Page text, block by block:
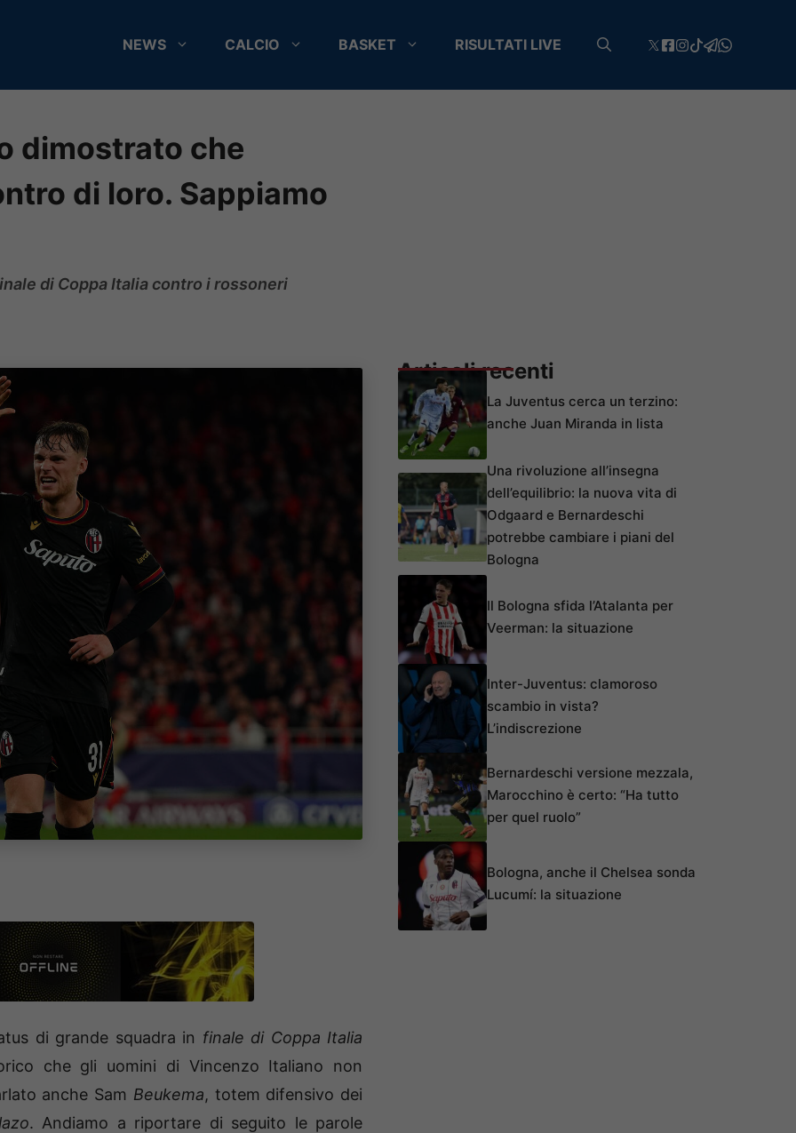
NEWS CALCIO BASKET RISULTATI LIVE
dimostrato che
di loro. Sappiamo
di Coppa Italia contro i rossoneri
di grande squadra in finale di Coppa Italia
che gli uomini di Vincenzo Italiano non
anche Sam Beukema, totem difensivo dei
. Andiamo a riportare di seguito le parole
Articoli recenti
La Juventus cerca un terzino:
anche Juan Miranda in lista
Una rivoluzione all’insegna
dell’equilibrio: la nuova vita di
Odgaard e Bernardeschi
potrebbe cambiare i piani del
Bologna
Il Bologna sfida l’Atalanta per
Veerman: la situazione
Inter-Juventus: clamoroso
scambio in vista?
L’indiscrezione
Bernardeschi versione mezzala,
Marocchino è certo: “Ha tutto
per quel ruolo”
Bologna, anche il Chelsea sonda
Lucumí: la situazione